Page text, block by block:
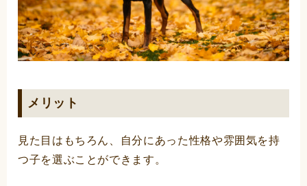
メリット
見た目はもちろん、自分にあった性格や雰囲気を持
つ子を選ぶことができます。